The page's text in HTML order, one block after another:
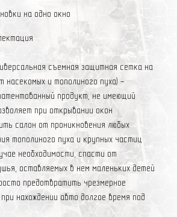
на одно окно
съемная защитная сетка на
насекомых и тополиного пуха) -
продукт, не имеющий
при открывании окон
салон от проникновения любых
тополиного пуха и крупных частиц
необходимости, спасти от
оставляемых в нем маленьких детей
предотвратить чрезмерное
нахождении авто долгое время под